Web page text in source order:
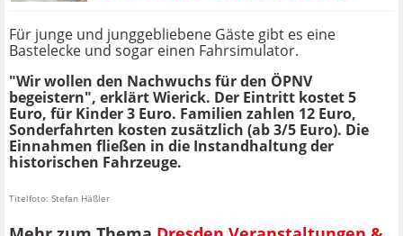
Für junge und junggebliebene Gäste gibt es eine
Bastelecke und sogar einen Fahrsimulator.
"Wir wollen den Nachwuchs für den ÖPNV
begeistern", erklärt Wierick. Der Eintritt kostet 5
Euro, für Kinder 3 Euro. Familien zahlen 12 Euro,
Sonderfahrten kosten zusätzlich (ab 3/5 Euro). Die
Einnahmen fließen in die Instandhaltung der
historischen Fahrzeuge.
Titelfoto: Stefan Häßler